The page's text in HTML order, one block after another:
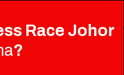
Race Johor
?